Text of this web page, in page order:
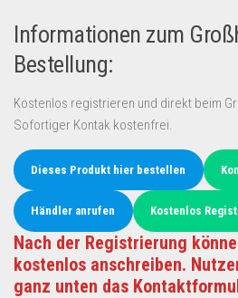
Informationen zum
Bestellung:
Kostenlos registrieren und direkt beim
Sofortiger Kontak kostenfrei.
Dieses Produkt hier bestellen
Händler anrufen Kostenlos
Nach der Registrierung
kostenlos anschreiben.
ganz unten das